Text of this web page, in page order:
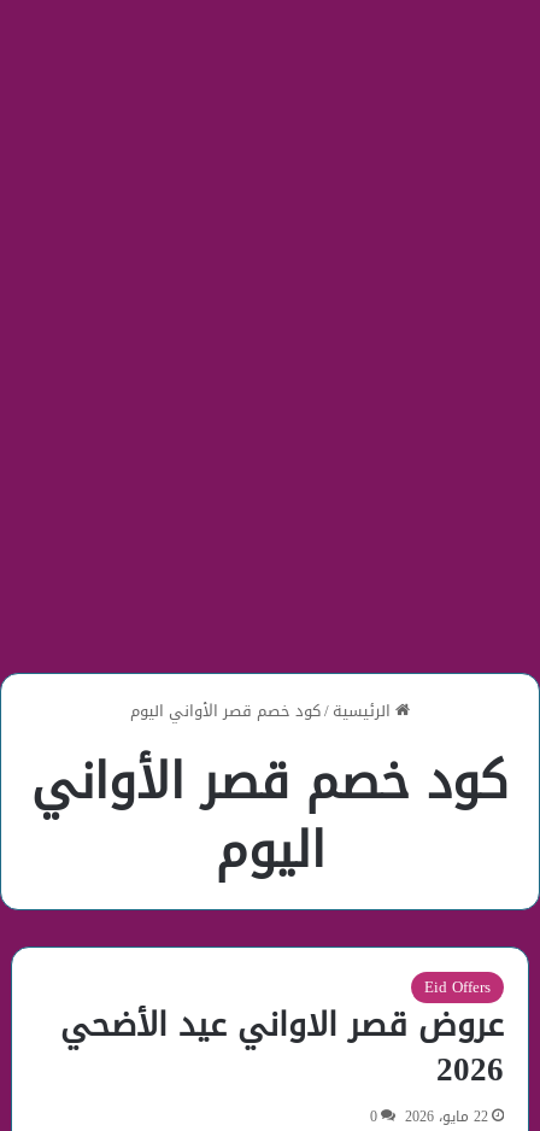
الرئيسية/كود خصم قصر الأواني اليوم
كود خصم قصر الأواني
اليوم
Eid Offers
عروض قصر الاواني عيد الأضحي
2026
22 مايو، 2026 0